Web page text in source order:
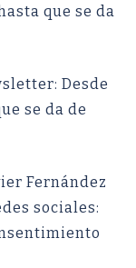
que se da
Desde
se da de
Fernández
sociales: